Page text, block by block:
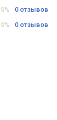
0% 0 отзывов
0% 0 отзывов